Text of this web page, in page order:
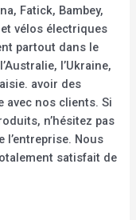
Fatick, Bambey,
vélos électriques
partout dans le
l’Ukraine,
avoir des
avec nos clients. Si
n’hésitez pas
l’entreprise. Nous
satisfait de